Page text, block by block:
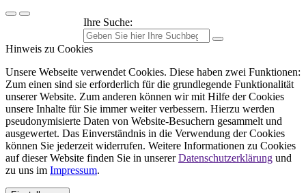
Ihre Suche:
Hinweis zu Cookies
Unsere Webseite verwendet Cookies. Diese haben zwei Funktionen:
Zum einen sind sie erforderlich für die grundlegende Funktionalität
unserer Website. Zum anderen können wir mit Hilfe der Cookies
unsere Inhalte für Sie immer weiter verbessern. Hierzu werden
pseudonymisierte Daten von Website-Besuchern gesammelt und
ausgewertet. Das Einverständnis in die Verwendung der Cookies
können Sie jederzeit widerrufen. Weitere Informationen zu Cookies
auf dieser Website finden Sie in unsererDatenschutzerklärung und
zu uns im Impressum.